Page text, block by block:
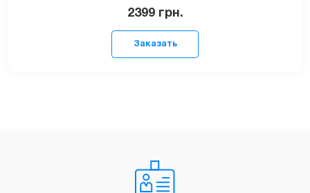
2399 грн.